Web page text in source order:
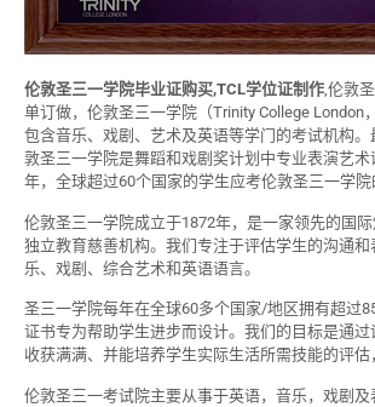
伦敦圣三一学院毕业证购买,TCL学位证制作,伦敦
单订做，伦敦圣三一学院（Trinity College London
包含音乐、戏剧、艺术及英语等学门的考试机构
敦圣三一学院是舞蹈和戏剧奖计划中专业表演艺
年，全球超过60个国家的学生应考伦敦圣三一学院
伦敦圣三一学院成立于1872年，是一家领先的国
独立教育慈善机构。我们专注于评估学生的沟通
乐、戏剧、综合艺术和英语语言。
圣三一学院每年在全球60多个国家/地区拥有超过
证书专为帮助学生进步而设计。我们的目标是通
收获满满、并能培养学生实际生活所需技能的评估
伦敦圣三一考试院主要从事于英语，音乐，戏剧